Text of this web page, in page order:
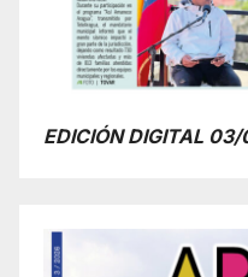
EDICIÓN DIGITAL